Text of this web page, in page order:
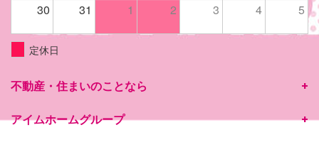
30 31 1 2 3 4 5
定休日
不動産・住まいのことなら
アイムホームグループ